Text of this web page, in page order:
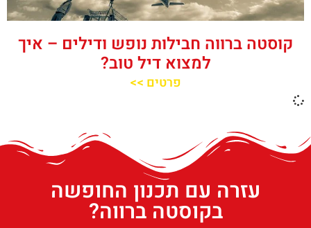
קוסטה ברווה חבילות נופש ודילים – איך
למצוא דיל טוב?
פרטים >>
עזרה עם תכנון החופשה
בקוסטה ברווה?